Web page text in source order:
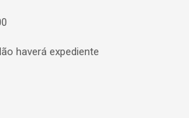
haverá expediente